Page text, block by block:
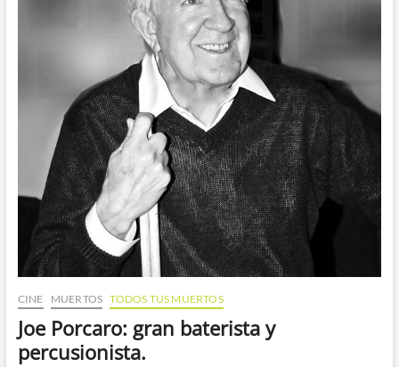
CINE MUERTOS TODOS TUS MUERTOS
Joe Porcaro: gran baterista y
percusionista.